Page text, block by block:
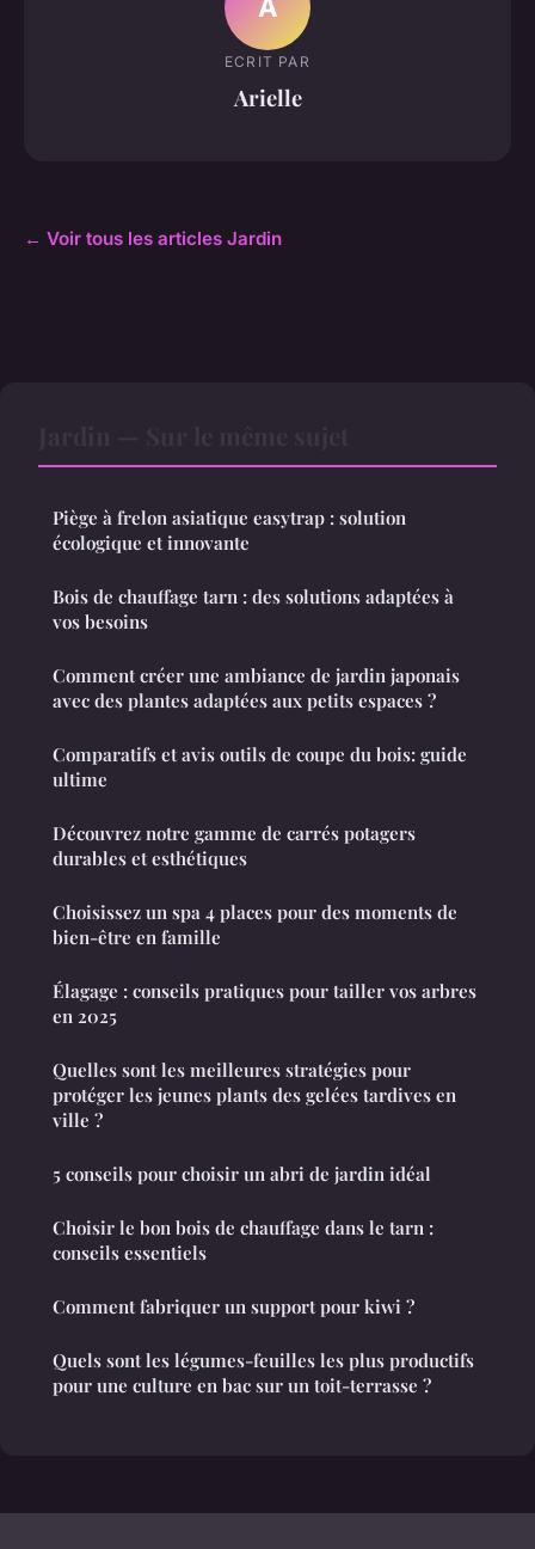
ECRIT PAR
Arielle
← Voir tous les articles Jardin
Piège à frelon asiatique easytrap : solution
écologique et innovante
Bois de chauffage tarn : des solutions adaptées à
vos besoins
Comment créer une ambiance de jardin japonais
avec des plantes adaptées aux petits espaces ?
Comparatifs et avis outils de coupe du bois: guide
ultime
Découvrez notre gamme de carrés potagers
durables et esthétiques
Choisissez un spa 4 places pour des moments de
bien-être en famille
Élagage : conseils pratiques pour tailler vos arbres
en 2025
Quelles sont les meilleures stratégies pour
protéger les jeunes plants des gelées tardives en
ville ?
5 conseils pour choisir un abri de jardin idéal
Choisir le bon bois de chauffage dans le tarn :
conseils essentiels
Comment fabriquer un support pour kiwi ?
Quels sont les légumes-feuilles les plus productifs
pour une culture en bac sur un toit-terrasse ?